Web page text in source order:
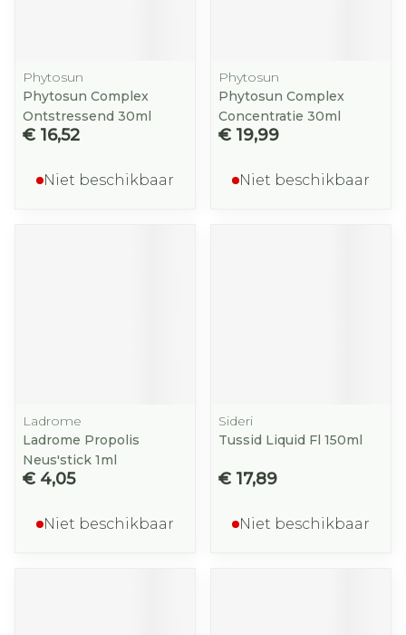
Phytosun
Phytosun Complex
Ontstressend 30ml
€ 16,52
Niet beschikbaar
Phytosun
Phytosun Complex
Concentratie 30ml
€ 19,99
Niet beschikbaar
Ladrome
Ladrome Propolis
Neus'stick 1ml
€ 4,05
Niet beschikbaar
Sideri
Tussid Liquid Fl 150ml
€ 17,89
Niet beschikbaar